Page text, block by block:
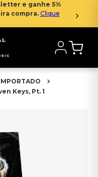
e ganhe 5%
compra. Clique
Keys, Pt. 1